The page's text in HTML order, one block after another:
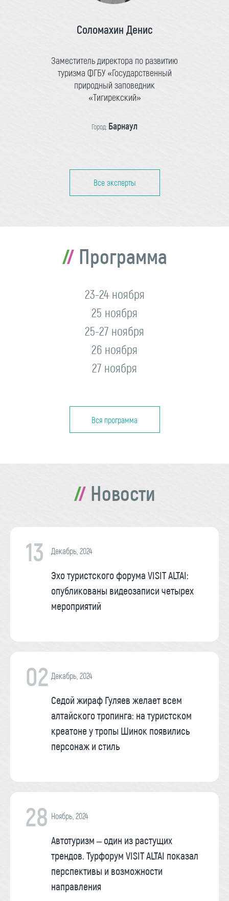
Соломахин Денис
Заместитель директора по развитию
туризма ФГБУ «Государственный
природный заповедник
«Тигирекский»
Город: Барнаул
Все эксперты
Программа
23-24 ноября
25 ноября
25-27 ноября
26 ноября
27 ноября
Вся программа
Новости
13 Декабрь, 2024
Эхо туристского форума VISIT ALTAI:
опубликованы видеозаписи четырех
мероприятий
02 Декабрь, 2024
Седой жираф Гуляев желает всем
алтайского тропинга: на туристском
креатоне у тропы Шинок появились
персонаж и стиль
28 Ноябрь, 2024
Автотуризм – один из растущих
трендов. Турфорум VISIT ALTAI показал
перспективы и возможности
направления